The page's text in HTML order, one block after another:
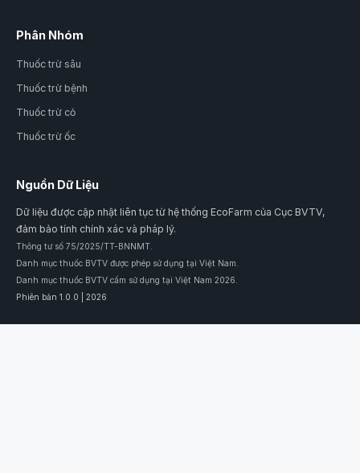
Phân Nhóm
Thuốc trừ sâu
Thuốc trừ bệnh
Thuốc trừ cỏ
Thuốc trừ ốc
Nguồn Dữ Liệu
Dữ liệu được cập nhật liên tục từ hệ thống EcoFarm của Cục BVTV,
đảm bảo tính chính xác và pháp lý.
Thông tư số 75/2025/TT-BNNMT.
Danh mục thuốc BVTV được phép sử dụng tại Việt Nam.
Danh mục thuốc BVTV cấm sử dụng tại Việt Nam 2026.
Phiên bản 1.0.0 | 2026